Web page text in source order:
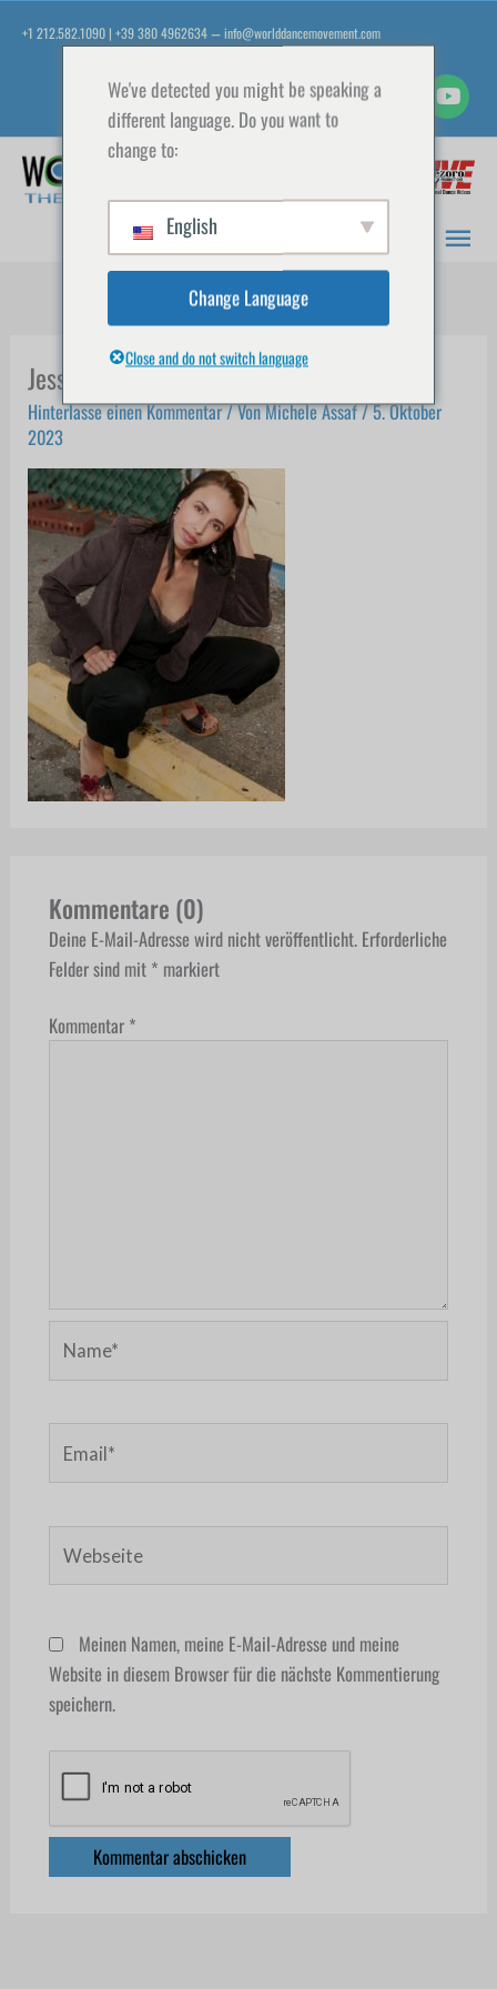
Inhalt+1 212.582.1090 | +39 380 4962634 — info@worlddancemovement.com
Jessa Mendoza
Hinterlasse einen Kommentar/ VonMichele Assaf/5. Oktober
2023
Kommentare (0)
Deine E-Mail-Adresse wird nicht veröffentlicht. Erforderliche
Felder sind mit * markiert
Kommentar *
Meinen Namen, meine E-Mail-Adresse und meine
Website in diesem Browser für die nächste Kommentierung
speichern.
We've detected you might be speaking a
different language. Do you want to
change to:
English
Change Language
Close and do not switch language